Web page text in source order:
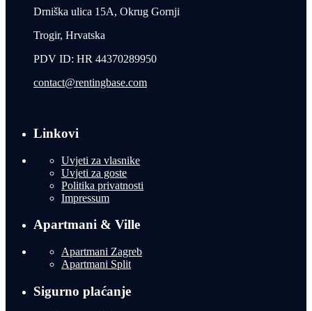
Drniška ulica 15A, Okrug Gornji
Trogir, Hrvatska
PDV ID: HR 44370289950
contact@rentingbase.com
Linkovi
Uvjeti za vlasnike
Uvjeti za goste
Politika privatnosti
Impressum
Apartmani & Ville
Apartmani Zagreb
Apartmani Split
Sigurno plaćanje